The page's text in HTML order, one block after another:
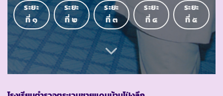
ระยะ
ที่ ๑
ระยะ
ที่ ๒
ระยะ
ที่ ๓
ระยะ
ที่ ๔
ระยะ
ที่ ๕